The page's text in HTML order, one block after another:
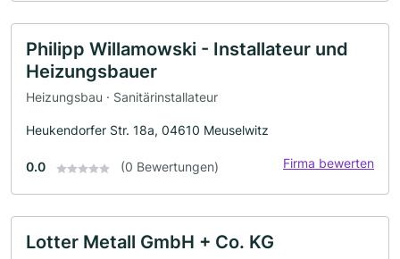
Philipp Willamowski - Installateur und
Heizungsbauer
Heizungsbau · Sanitärinstallateur
Heukendorfer Str. 18a, 04610 Meuselwitz
0.0 (0 Bewertungen) Firma bewerten
Lotter Metall GmbH + Co. KG